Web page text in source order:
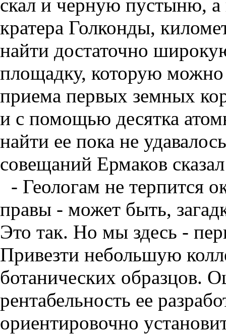
скал и черную пустыню, а
кратера Голконды,
найти достаточно
площадку, которую
приема первых земных
и с помощью десятка
найти ее пока не
совещаний Ермаков
- Геологам не терпится
правы - может быть,
Это так. Но мы здесь -
Привезти небольшую
ботанических образцов.
рентабельность ее
ориентировочно